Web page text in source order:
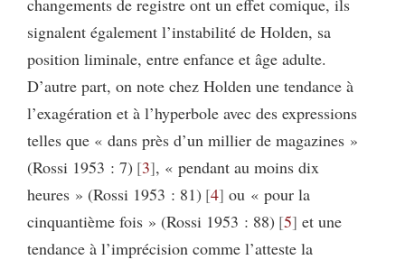
signalent également l’instabilité de Holden, sa
position liminale, entre enfance et âge adulte.
D’autre part, on note chez Holden une tendance à
l’exagération et à l’hyperbole avec des expressions
telles que « dans près d’un millier de magazines »
(Rossi 1953 : 7) 3 , « pendant au moins dix
heures » (Rossi 1953 : 81) 4 ou « pour la
cinquantième fois » (Rossi 1953 : 88) 5 et une
tendance à l’imprécision comme l’atteste la